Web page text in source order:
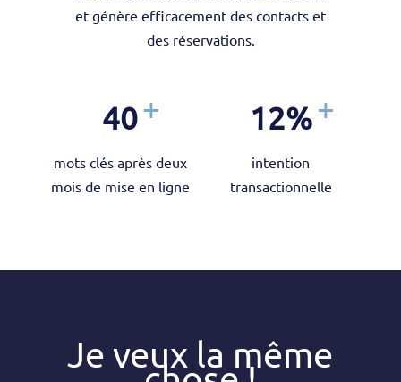
et génère efficacement des contacts et
des réservations.
40
mots clés après deux
mois de mise en ligne
12%
intention
transactionnelle
Je veux la même